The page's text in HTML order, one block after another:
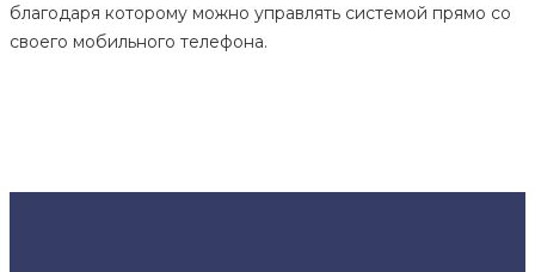
благодаря которому можно управлять системой прямо со
своего мобильного телефона.